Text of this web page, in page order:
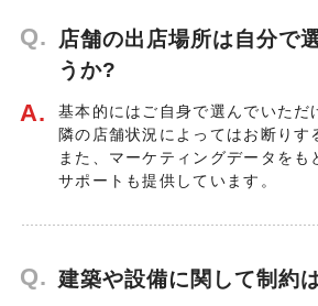
Q.
店舗の出店場所は自分で
うか?
A.
基本的にはご自身で選んでいただ
隣の店舗状況によってはお断りす
また、マーケティングデータをも
サポートも提供しています。
Q. 建築や設備に関して制約